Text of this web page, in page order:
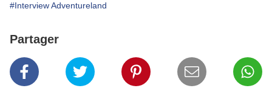
#Interview Adventureland
Partager